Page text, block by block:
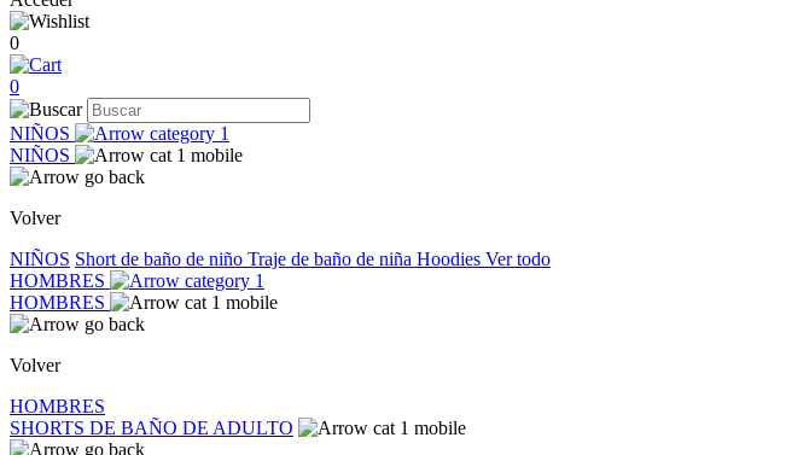
0
0
NIÑOS
NIÑOS
Volver
NIÑOS Short de baño de niño Traje de baño de niña Hoodies Ver todo
HOMBRES
HOMBRES
Volver
HOMBRES
SHORTS DE BAÑO DE ADULTO